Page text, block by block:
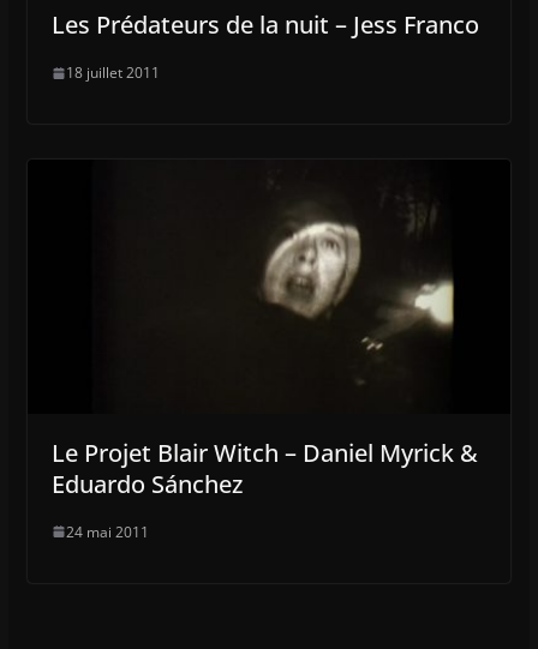
Les Prédateurs de la nuit – Jess Franco
18 juillet 2011
Le Projet Blair Witch – Daniel Myrick &
Eduardo Sánchez
24 mai 2011